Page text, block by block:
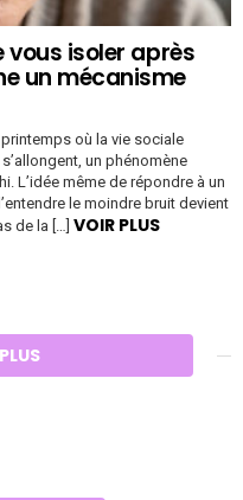
vous isoler après
un mécanisme
où la vie sociale
un phénomène
L’idée même de répondre à un
le moindre bruit devient
de la […] VOIR PLUS